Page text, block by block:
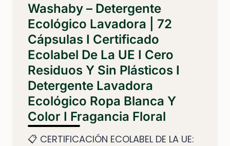
Washaby – Detergente
Ecológico Lavadora | 72
Cápsulas I Certificado
Ecolabel De La UE I Cero
Residuos Y Sin Plásticos I
Detergente Lavadora
Ecológico Ropa Blanca Y
Color I Fragancia Floral
📋 CERTIFICACIÓN ECOLABEL DE LA UE: